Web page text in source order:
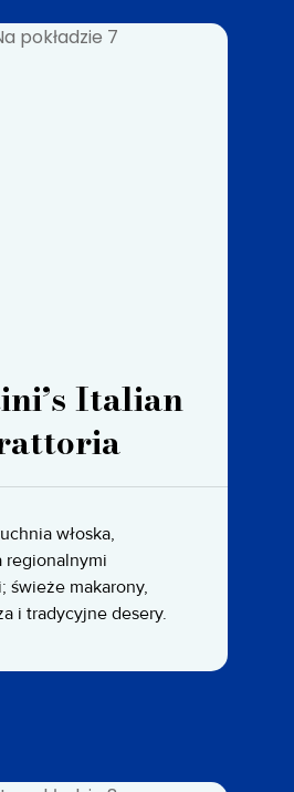
Italian
włoska,
regionalnymi
świeże makarony,
i tradycyjne desery.